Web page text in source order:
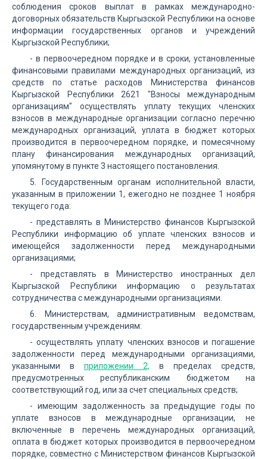
соблюдения сроков выплат в рамках международно-
договорных обязательств Кыргызской Республики на основе
информации государственных органов и учреждений
Кыргызской Республики;
- в первоочередном порядке и в сроки, установленные
финансовыми правилами международных организаций, из
средств по статье расходов Министерства финансов
Кыргызской Республики 2621 "Взносы международным
организациям" осуществлять уплату текущих членских
взносов в международные организации согласно перечню
международных организаций, уплата в бюджет которых
производится в первоочередном порядке, и помесячному
плану финансирования международных организаций,
упомянутому в пункте 3 настоящего постановления.
5. Государственным органам исполнительной власти,
указанным в приложении 1, ежегодно не позднее 1 ноября
текущего года:
- представлять в Министерство финансов Кыргызской
Республики информацию об уплате членских взносов и
имеющейся задолженности перед международными
организациями;
- представлять в Министерство иностранных дел
Кыргызской Республики информацию о результатах
сотрудничества с международными организациями.
6. Министерствам, административным ведомствам,
государственным учреждениям:
- осуществлять уплату членских взносов и погашение
задолженности перед международными организациями,
указанными в приложении 2, в пределах средств,
предусмотренных республиканским бюджетом на
соответствующий год, или за счет специальных средств;
- имеющим задолженность за предыдущие годы по
уплате взносов в международные организации, не
включенные в перечень международных организаций,
оплата в бюджет которых производится в первоочередном
порядке, совместно с Министерством финансов Кыргызской